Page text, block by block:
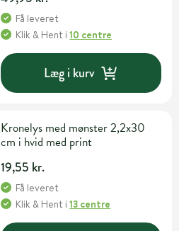
Få leveret
Klik & Hent i10 centre
Læg i kurv
Kronelys med mønster 2,2x30
cm i hvid med print
19,55 kr.
Få leveret
Klik & Hent i13 centre